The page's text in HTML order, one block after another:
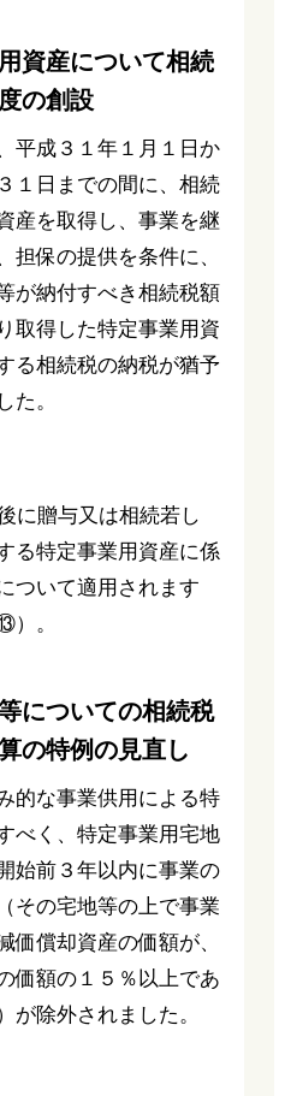
資産について相続
の創設
平成３１年１月１日か
１日までの間に、相続
産を取得し、事業を継
担保の提供を条件に、
が納付すべき相続税額
取得した特定事業用資
る相続税の納税が猶予
た。
に贈与又は相続若し
る特定事業用資産に係
ついて適用されます
）。
についての相続税
の特例の見直し
的な事業供用による特
べく、特定事業用宅地
始前３年以内に事業の
その宅地等の上で事業
価償却資産の価額が、
価額の１５％以上であ
が除外されました。